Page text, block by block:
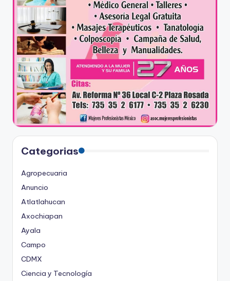
Categorias
Agropecuaria
Anuncio
Atlatlahucan
Axochiapan
Ayala
Campo
CDMX
Ciencia y Tecnología